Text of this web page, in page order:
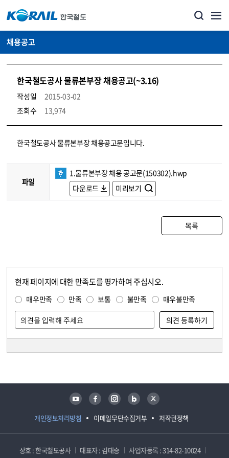
채용공고
한국철도공사 물류본부장 채용공고(~3.16)
작성일
2015-03-02
조회수
13,974
코레일소개_경영공시_채용공고 상세보기 – 내용, 파일, 담당자 연락처로 구성
한국철도공사 물류본부장 채용공고문입니다.
파일
1.물류본부장 채용 공고문(150302).hwp
다운로드
미리보기
목록
현재 페이지에 대한 만족도를 평가하여 주십시오.
매우만족 만족 보통 불만족 매우불만족
개인정보처리방침 이메일무단수집거부 저작권정책
유튜브 페이스북 인스타그램 블로그 트위터
상호 : 한국철도공사 대표자 : 김태승
사업자등록 : 314-82-10024